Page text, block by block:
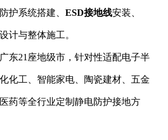
护系统搭建、 ESD接地线安装、
计与整体施工。
东21座地级市，针对性适配电子半
化工、智能家电、陶瓷建材、五金
药等全行业定制静电防护接地方